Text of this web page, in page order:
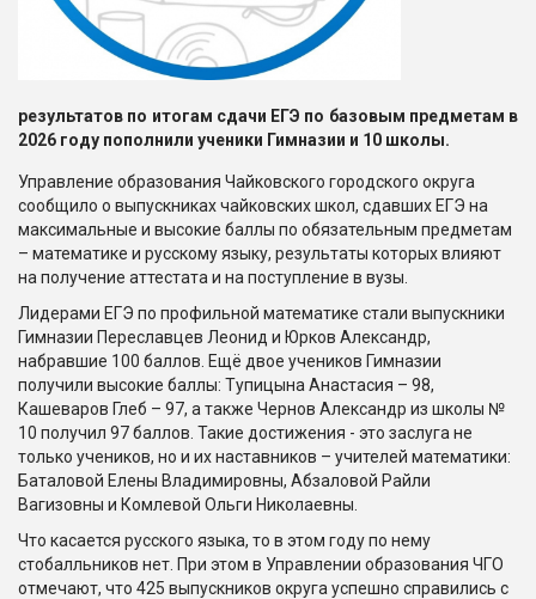
результатов по итогам сдачи ЕГЭ по базовым предметам в
2026 году пополнили ученики Гимназии и 10 школы.
Управление образования Чайковского городского округа
сообщило о выпускниках чайковских школ, сдавших ЕГЭ на
максимальные и высокие баллы по обязательным предметам
– математике и русскому языку, результаты которых влияют
на получение аттестата и на поступление в вузы.
Лидерами ЕГЭ по профильной математике стали выпускники
Гимназии Переславцев Леонид и Юрков Александр,
набравшие 100 баллов. Ещё двое учеников Гимназии
получили высокие баллы: Тупицына Анастасия – 98,
Кашеваров Глеб – 97, а также Чернов Александр из школы №
10 получил 97 баллов. Такие достижения - это заслуга не
только учеников, но и их наставников – учителей математики:
Баталовой Елены Владимировны, Абзаловой Райли
Вагизовны и Комлевой Ольги Николаевны.
Что касается русского языка, то в этом году по нему
стобалльников нет. При этом в Управлении образования ЧГО
отмечают, что 425 выпускников округа успешно справились с